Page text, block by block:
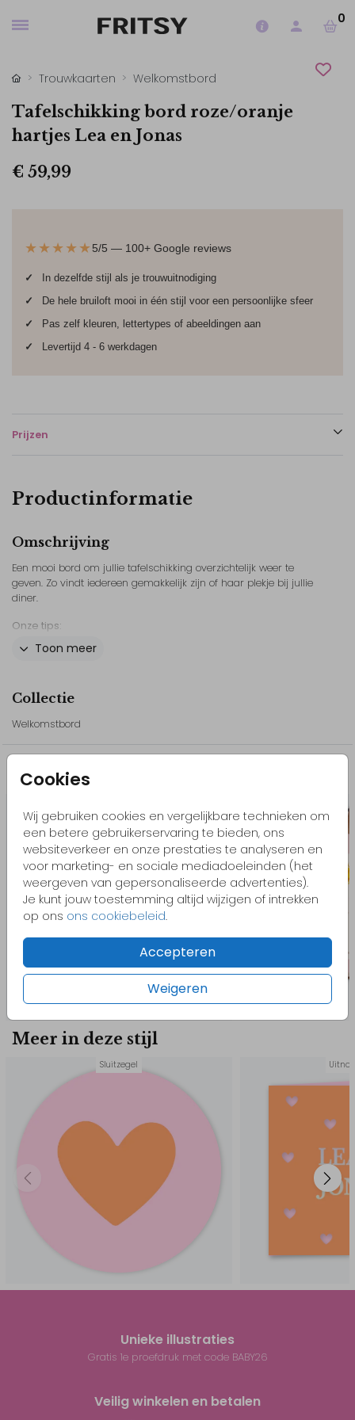
0
Cookies
Wij gebruiken cookies en vergelijkbare technieken om
een betere gebruikerservaring te bieden, ons
websiteverkeer en onze prestaties te analyseren en
voor marketing- en sociale mediadoeleinden (het
weergeven van gepersonaliseerde advertenties).
Je kunt jouw toestemming altijd wijzigen of intrekken
op ons ons cookiebeleid.
Accepteren
Weigeren
Trouwkaarten Welkomstbord
Tafelschikking bord roze/oranje
hartjes Lea en Jonas
€ 59,99
★★★★★5/5 — 100+ Google reviews
✓
In dezelfde stijl als je trouwuitnodiging
✓
De hele bruiloft mooi in één stijl voor een persoonlijke sfeer
✓
Pas zelf kleuren, lettertypes of abeeldingen aan
✓
Levertijd 4 - 6 werkdagen
Prijzen
Productinformatie
Omschrijving
Een mooi bord om jullie tafelschikking overzichtelijk weer te
geven. Zo vindt iedereen gemakkelijk zijn of haar plekje bij jullie
diner.
Onze tips:
- Combineer met onze naamkaartjes en tafelnummerkaarten.
mooi in een stijl!
- Pas het design gemakkelijk zelf aan in onze editor. Voeg
element op maat laten maten kan ook!
Kom je ergens niet uit of heb je hulp nodig? Neem gerust
contact met ons op, we helpen je graag!
// Lea & Jonas
Toon meer
Collectie
Welkomstbord
Misschien vind je dit ook leuk
Meer in deze stijl
Sluitzegel
Unieke illustraties
Gratis 1e proefdruk met code BABY26
Veilig winkelen en betalen